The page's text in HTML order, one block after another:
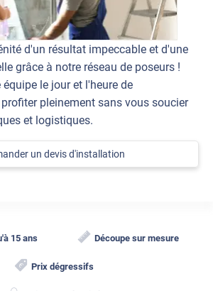
d'un résultat impeccable et d'une
grâce à notre réseau de poseurs !
le jour et l'heure de
pleinement sans vous soucier
et logistiques.
un devis d'installation
15 ans Découpe sur mesure
Prix dégressifs